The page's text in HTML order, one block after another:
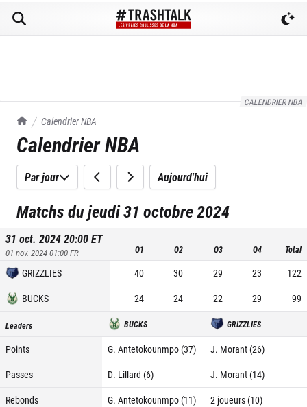
CALENDRIER NBA
TrashTalk Actu NBA
Calendrier NBA
Calendrier NBA
Par jour Aujourd'hui
Matchs du jeudi 31 octobre 2024
31 oct. 2024 20:00ET
01 nov. 2024 01:00FR Q1 Q2 Q3 Q4 Total
GRIZZLIES 40 30 29 23
122
BUCKS
24 24 22 29 99
Leaders BUCKS GRIZZLIES
Points G. Antetokounmpo (37)
J. Morant (26)
Passes
D. Lillard (6)
J. Morant (14)
Rebonds
G. Antetokounmpo (11)
2 joueurs (10)